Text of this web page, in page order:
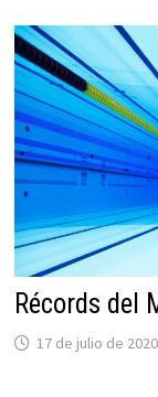
Récords del
17 de julio de 2020